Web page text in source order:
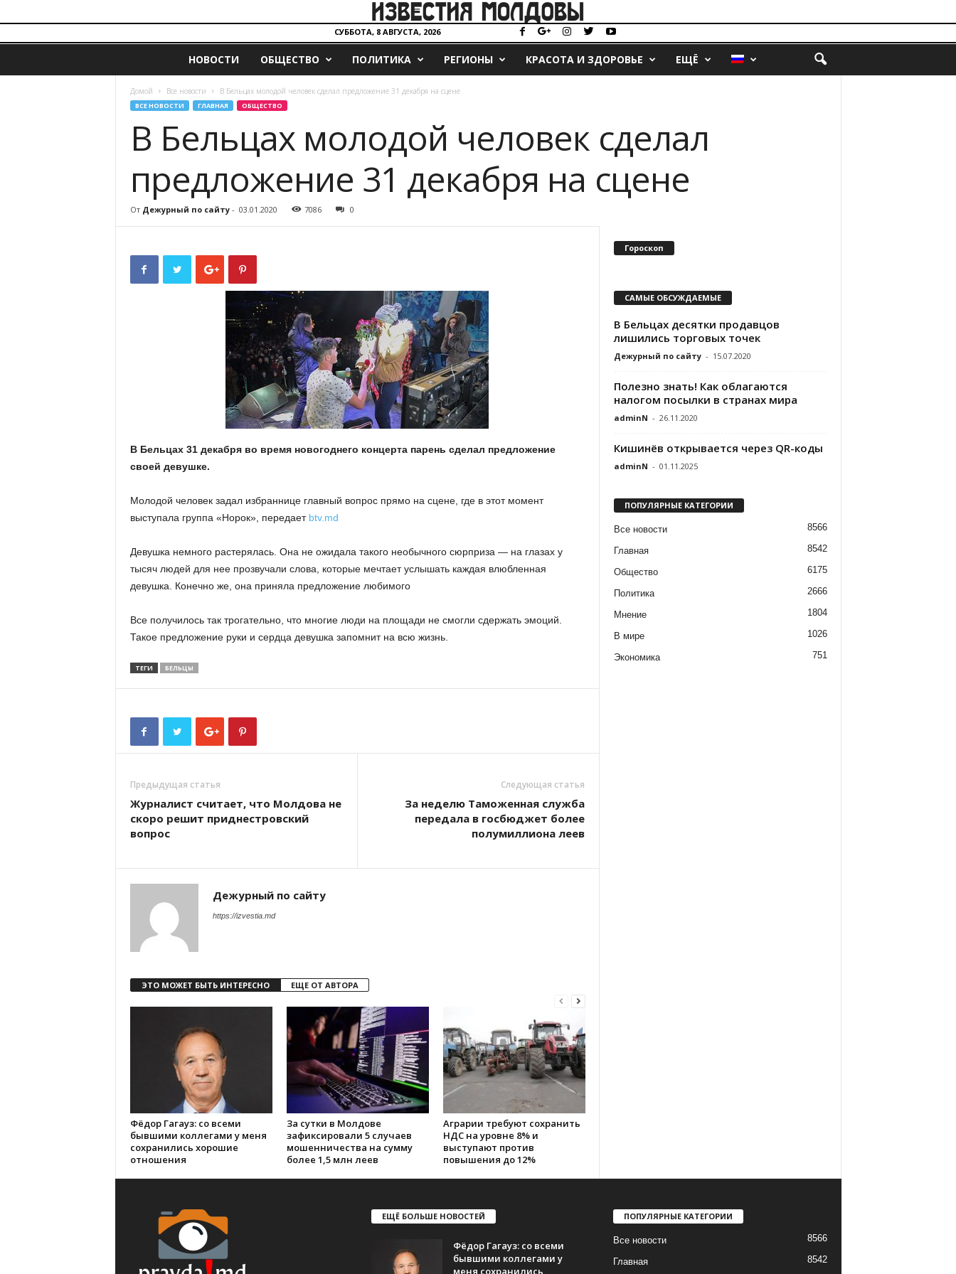
z
e
СУББОТА, 8 АВГУСТА, 2026
НОВОСТИ ОБЩЕСТВО ПОЛИТИКА РЕГИОНЫ КРАСОТА И ЗДОРОВЬЕ ЕЩЁ
Домой Все новости В Бельцах молодой человек сделал предложение 31 декабря на сцене
ВСЕ НОВОСТИ ГЛАВНАЯ ОБЩЕСТВО
В Бельцах молодой человек сделал
предложение 31 декабря на сцене
От Дежурный по сайту- 03.01.2020 7086 0
В Бельцах 31 декабря во время новогоднего концерта парень сделал предложение
своей девушке.
Молодой человек задал избраннице главный вопрос прямо на сцене, где в этот момент
выступала группа «Норок», передает btv.md
Девушка немного растерялась. Она не ожидала такого необычного сюрприза — на глазах у
тысяч людей для нее прозвучали слова, которые мечтает услышать каждая влюбленная
девушка. Конечно же, она приняла предложение любимого
Все получилось так трогательно, что многие люди на площади не смогли сдержать эмоций.
Такое предложение руки и сердца девушка запомнит на всю жизнь.
ТЕГИ БЕЛЬЦЫ
Предыдущая статья
Журналист считает, что Молдова не
скоро решит приднестровский
вопрос
Следующая статья
За неделю Таможенная служба
передала в госбюджет более
полумиллиона леев
Дежурный по сайту
https://izvestia.md
ЭТО МОЖЕТ БЫТЬ ИНТЕРЕСНО ЕЩЕ ОТ АВТОРА
Фёдор Гагауз: со всеми
бывшими коллегами у меня
сохранились хорошие
отношения
За сутки в Молдове
зафиксировали 5 случаев
мошенничества на сумму
более 1,5 млн леев
Аграрии требуют сохранить
НДС на уровне 8% и
выступают против
повышения до 12%
Гороскоп
САМЫЕ ОБСУЖДАЕМЫЕ
В Бельцах десятки продавцов
лишились торговых точек
Дежурный по сайту - 15.07.2020
Полезно знать! Как облагаются
налогом посылки в странах мира
adminN - 26.11.2020
Кишинёв открывается через QR-коды
adminN - 01.11.2025
ПОПУЛЯРНЫЕ КАТЕГОРИИ
Все новости 8566
Главная 8542
Общество 6175
Политика 2666
Мнение 1804
В мире 1026
Экономика 751
ЕЩЁ БОЛЬШЕ НОВОСТЕЙ
Фёдор Гагауз: со всеми
бывшими коллегами у
меня сохранились
ПОПУЛЯРНЫЕ КАТЕГОРИИ
Все новости 8566
Главная 8542